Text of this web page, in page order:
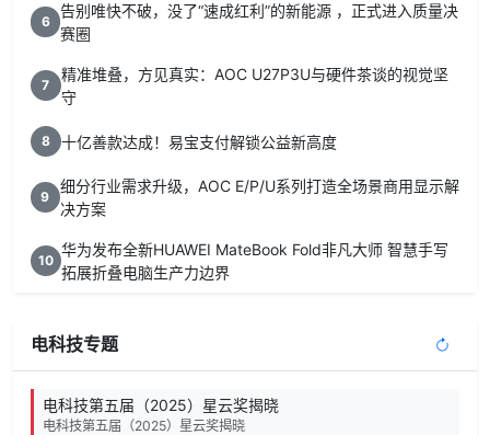
6
告别唯快不破，没了“速成红利”的新能源 ，正式进入质量决
赛圈
7
精准堆叠，方见真实：AOC U27P3U与硬件茶谈的视觉坚
守
8 十亿善款达成！易宝支付解锁公益新高度
9
细分行业需求升级，AOC E/P/U系列打造全场景商用显示解
决方案
10
华为发布全新HUAWEI MateBook Fold非凡大师 智慧手写
拓展折叠电脑生产力边界
电科技专题
电科技第五届（2025）星云奖揭晓
电科技第五届（2025）星云奖揭晓